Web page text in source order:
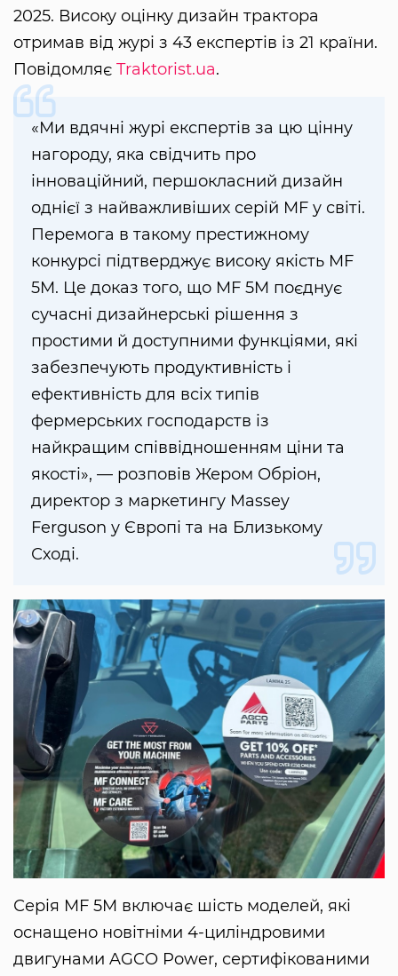
2025. Високу оцінку дизайн трактора
отримав від журі з 43 експертів із 21 країни.
Повідомляє Traktorist.ua.
«Ми вдячні журі експертів за цю цінну
нагороду, яка свідчить про
інноваційний, першокласний дизайн
однієї з найважливіших серій MF у світі.
Перемога в такому престижному
конкурсі підтверджує високу якість MF
5M. Це доказ того, що MF 5M поєднує
сучасні дизайнерські рішення з
простими й доступними функціями, які
забезпечують продуктивність і
ефективність для всіх типів
фермерських господарств із
найкращим співвідношенням ціни та
якості», — розповів Жером Обріон,
директор з маркетингу Massey
Ferguson у Європі та на Близькому
Сході.
Серія MF 5M включає шість моделей, які
оснащено новітніми 4-циліндровими
двигунами AGCO Power, сертифікованими